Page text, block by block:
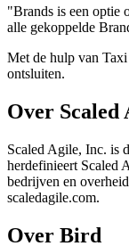
"Brands is een optie
alle gekoppelde
Met de hulp van Taxi
ontsluiten.
Over Scaled
Scaled Agile, Inc. is
herdefinieert Scaled
bedrijven en
scaledagile.com.
Over Bird